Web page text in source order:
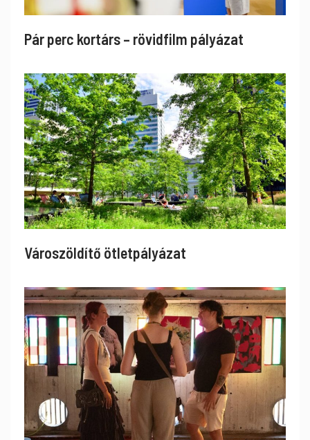
Pár perc kortárs – rövidfilm pályázat
Városzöldítő ötletpályázat